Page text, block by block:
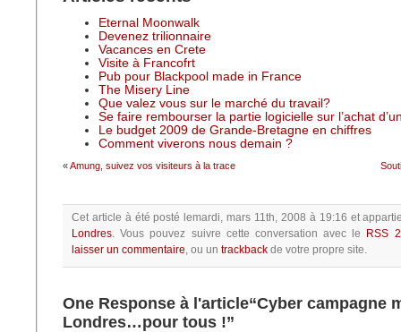
Eternal Moonwalk
Devenez trilionnaire
Vacances en Crete
Visite à Francofrt
Pub pour Blackpool made in France
The Misery Line
Que valez vous sur le marché du travail?
Se faire rembourser la partie logicielle sur l’achat
Le budget 2009 de Grande-Bretagne en chiffres
Comment viverons nous demain ?
«Amung, suivez vos visiteurs à la trace
Cet article à été posté lemardi, mars 11th, 2008 à 19:16 et
Londres.Vous pouvez suivre cette conversation avec le
RSS
laisser un commentaire, ou un trackback de votre propre site.
One Response à l'article“Cyber campagne
Londres…pour tous !”